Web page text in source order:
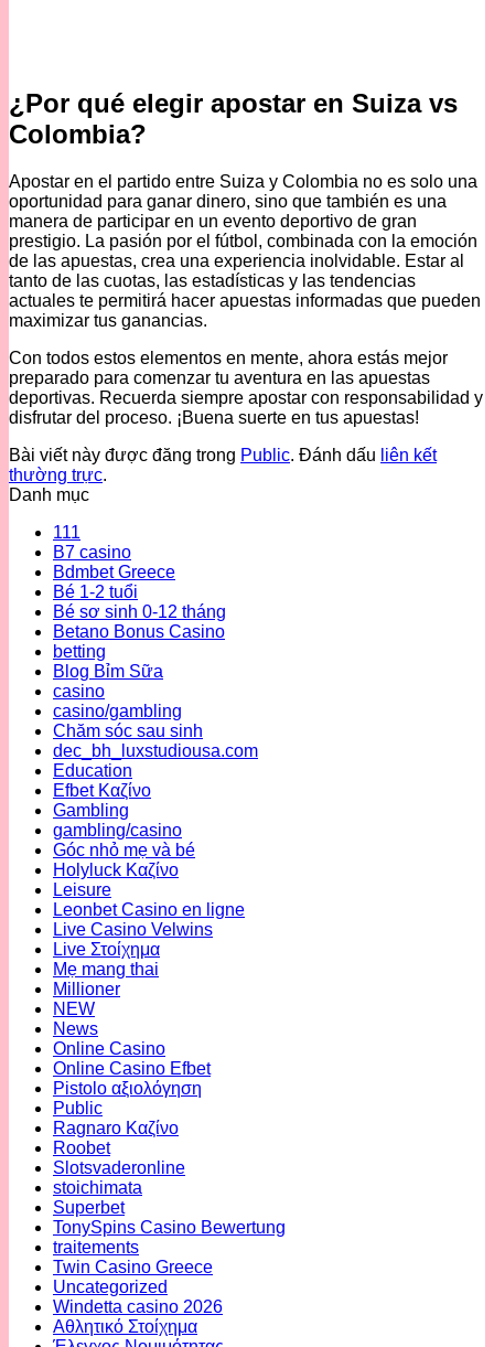
¿Por qué elegir apostar en Suiza vs
Colombia?
Apostar en el partido entre Suiza y Colombia no es solo una
oportunidad para ganar dinero, sino que también es una
manera de participar en un evento deportivo de gran
prestigio. La pasión por el fútbol, combinada con la emoción
de las apuestas, crea una experiencia inolvidable. Estar al
tanto de las cuotas, las estadísticas y las tendencias
actuales te permitirá hacer apuestas informadas que pueden
maximizar tus ganancias.
Con todos estos elementos en mente, ahora estás mejor
preparado para comenzar tu aventura en las apuestas
deportivas. Recuerda siempre apostar con responsabilidad y
disfrutar del proceso. ¡Buena suerte en tus apuestas!
Bài viết này được đăng trong Public. Đánh dấu liên kết
thường trực.
Danh mục
111
B7 casino
Bdmbet Greece
Bé 1-2 tuổi
Bé sơ sinh 0-12 tháng
Betano Bonus Casino
betting
Blog Bỉm Sữa
casino
casino/gambling
Chăm sóc sau sinh
dec_bh_luxstudiousa.com
Education
Efbet Καζίνο
Gambling
gambling/casino
Góc nhỏ mẹ và bé
Holyluck Καζίνο
Leisure
Leonbet Casino en ligne
Live Casino Velwins
Live Στοίχημα
Mẹ mang thai
Millioner
NEW
News
Online Casino
Online Casino Efbet
Pistolo αξιολόγηση
Public
Ragnaro Καζίνο
Roobet
Slotsvaderonline
stoichimata
Superbet
TonySpins Casino Bewertung
traitements
Twin Casino Greece
Uncategorized
Windetta casino 2026
Αθλητικό Στοίχημα